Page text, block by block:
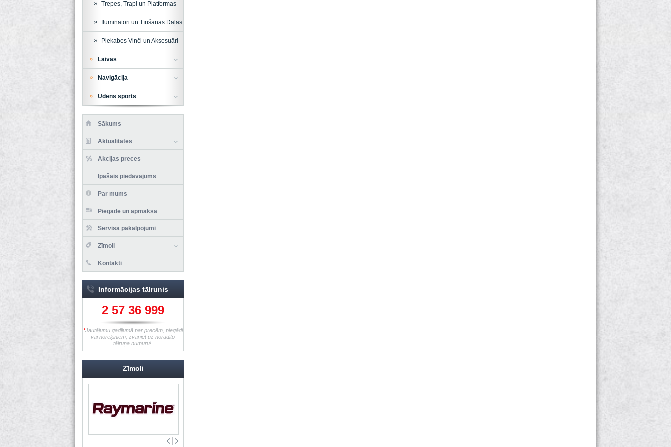
Trepes, Trapi un Platformas
Iluminatori un Tīrīšanas Daļas
Piekabes Vinči un Aksesuāri
Laivas
Navigācija
Ūdens sports
Sākums
Aktualitātes
Akcijas preces
Īpašais piedāvājums
Par mums
Piegāde un apmaksa
Servisa pakalpojumi
Zīmoli
Kontakti
Informācijas tālrunis
2 57 36 999
*Jautājumu gadījumā par precēm, piegādi
vai norēķiniem, zvaniet uz norādīto
tālruņa numuru!
Zīmoli